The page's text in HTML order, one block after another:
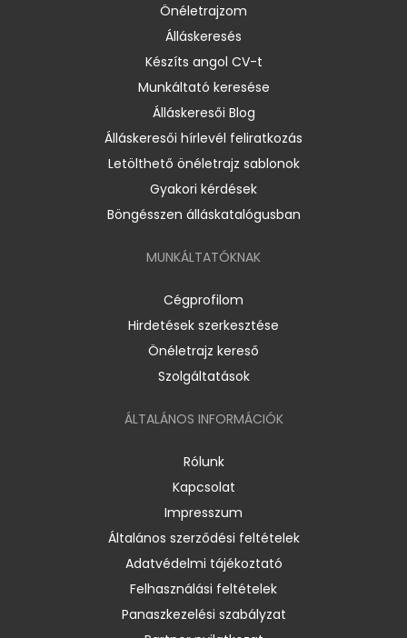
Önéletrajzom
Álláskeresés
Készíts angol CV-t
Munkáltató keresése
Álláskeresői Blog
Álláskeresői hírlevél feliratkozás
Letölthető önéletrajz sablonok
Gyakori kérdések
Böngésszen álláskatalógusban
MUNKÁLTATÓKNAK
Cégprofilom
Hirdetések szerkesztése
Önéletrajz kereső
Szolgáltatások
ÁLTALÁNOS INFORMÁCIÓK
Rólunk
Kapcsolat
Impresszum
Általános szerződési feltételek
Adatvédelmi tájékoztató
Felhasználási feltételek
Panaszkezelési szabályzat